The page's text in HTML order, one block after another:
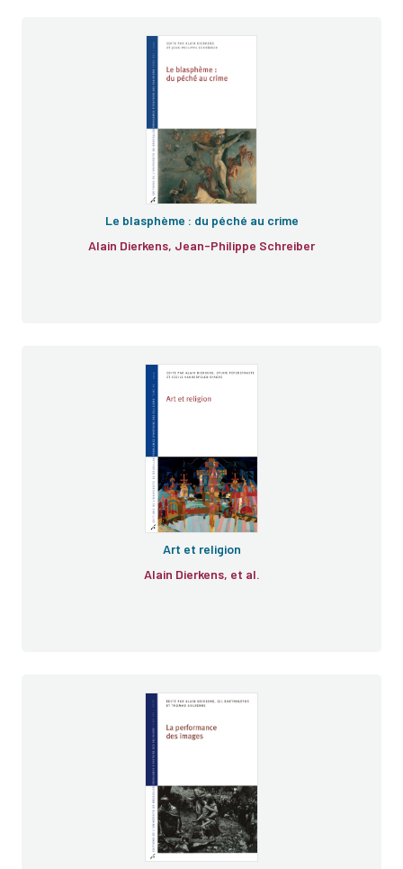
Le blasphème : du péché au crime
Alain Dierkens, Jean-Philippe Schreiber
Art et religion
Alain Dierkens, et al.